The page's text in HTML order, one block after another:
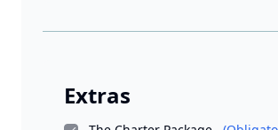
Extras